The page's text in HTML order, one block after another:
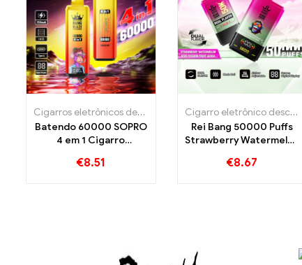
Cigarros eletrônicos descartáveis ,Cigarros eletrônicos
Batendo 60000 SOPRO
4 em 1 Cigarro
€8.51
Cigarro eletrônico descartável com nicotina
Rei Bang 50000 Puffs
Strawberry Watermelon
Guava Sabores
€8.67